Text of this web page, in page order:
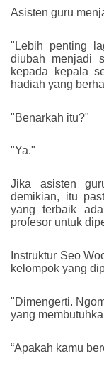
Asisten guru
"Lebih penting
diubah menjadi
kepada kepala
hadiah yang
"Benarkah itu?"
"Ya."
Jika asisten
demikian, itu
yang terbaik
profesor untuk
Instruktur Seo
kelompok yang
"Dimengerti.
yang
“Apakah kamu